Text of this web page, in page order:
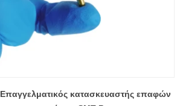
Επαγγελματικός κατασκευαστής επαφών